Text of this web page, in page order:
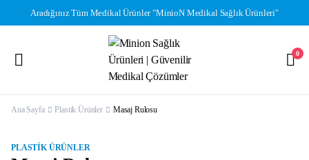
Aradığınız Tüm Medikal Ürünler "MinioN Medikal Sağlık Ürünleri"
0
Ana Sayfa Plastik Ürünler Masaj Rulosu
PLASTIK ÜRÜNLER